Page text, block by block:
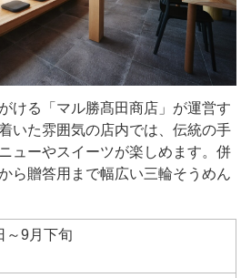
ける「マル勝髙田商店」が運営す
いた雰囲気の店内では、伝統の手
ューやスイーツが楽しめます。併
ら贈答用まで幅広い三輪そうめん
～9月下旬